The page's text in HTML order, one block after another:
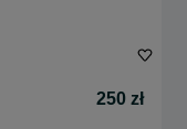
250 zł